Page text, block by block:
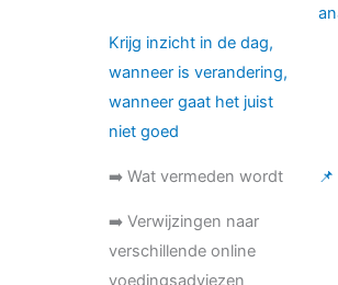
Krijg inzicht in de dag,
wanneer is verandering,
wanneer gaat het juist
niet goed
➡️ Wat vermeden wordt
➡️ Verwijzingen naar
verschillende online
voedingsadviezen